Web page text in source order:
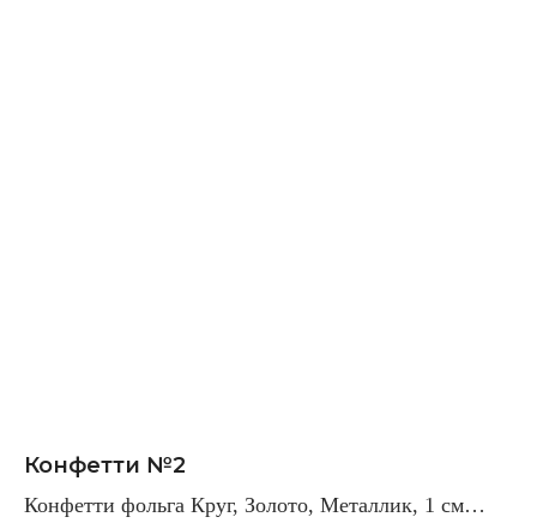
Конфетти №2
Конфетти фольга Круг, Золото, Металлик, 1 см,